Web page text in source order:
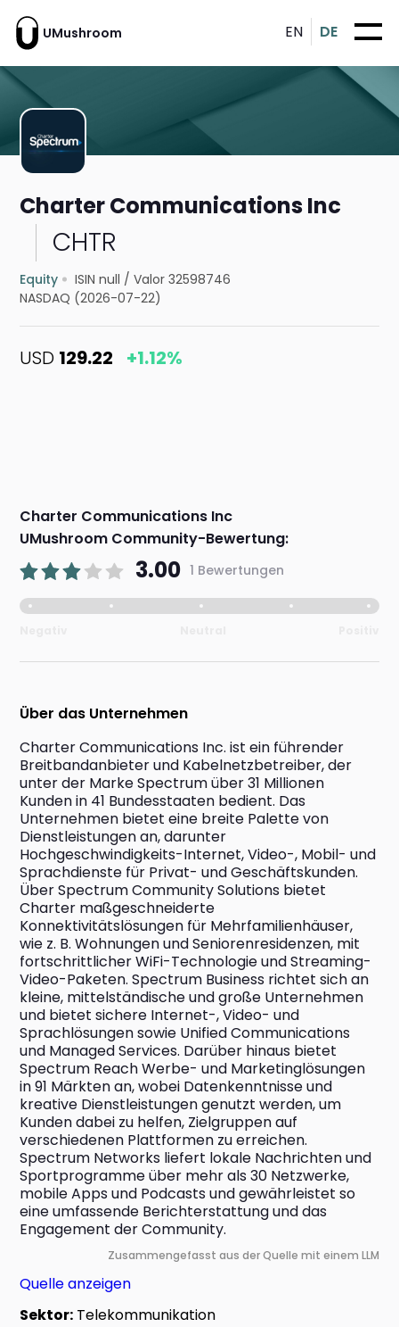
UMushroom EN DE
Charter Communications Inc
CHTR
Equity ISIN null /Valor 32598746
NASDAQ (2026-07-22)
USD 129.22 +1.12%
Charter Communications Inc
UMushroom Community-Bewertung:
3.00 1 Bewertungen
Über das Unternehmen
Charter Communications Inc. ist ein führender
Breitbandanbieter und Kabelnetzbetreiber, der
unter der Marke Spectrum über 31 Millionen
Kunden in 41 Bundesstaaten bedient. Das
Unternehmen bietet eine breite Palette von
Dienstleistungen an, darunter
Hochgeschwindigkeits-Internet, Video-, Mobil- und
Sprachdienste für Privat- und Geschäftskunden.
Über Spectrum Community Solutions bietet
Charter maßgeschneiderte
Konnektivitätslösungen für Mehrfamilienhäuser,
wie z. B. Wohnungen und Seniorenresidenzen, mit
fortschrittlicher WiFi-Technologie und Streaming-
Video-Paketen. Spectrum Business richtet sich an
kleine, mittelständische und große Unternehmen
und bietet sichere Internet-, Video- und
Sprachlösungen sowie Unified Communications
und Managed Services. Darüber hinaus bietet
Spectrum Reach Werbe- und Marketinglösungen
in 91 Märkten an, wobei Datenkenntnisse und
kreative Dienstleistungen genutzt werden, um
Kunden dabei zu helfen, Zielgruppen auf
verschiedenen Plattformen zu erreichen.
Spectrum Networks liefert lokale Nachrichten und
Sportprogramme über mehr als 30 Netzwerke,
mobile Apps und Podcasts und gewährleistet so
eine umfassende Berichterstattung und das
Engagement der Community.
Zusammengefasst aus der Quelle mit einem LLM
Quelle anzeigen
Sektor: Telekommunikation